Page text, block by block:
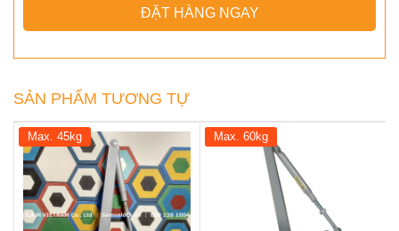
ĐẶT HÀNG NGAY
SẢN PHẨM TƯƠNG TỰ
Max. 45kg Max. 60kg